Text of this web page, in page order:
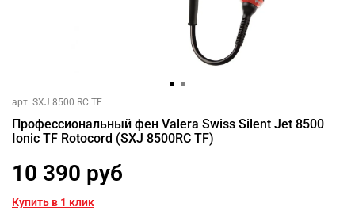
арт. SXJ 8500 RC TF
Профессиональный фен Valera Swiss Silent Jet 8500
Ionic TF Rotocord (SXJ 8500RC TF)
10 390 руб
Купить в 1 клик